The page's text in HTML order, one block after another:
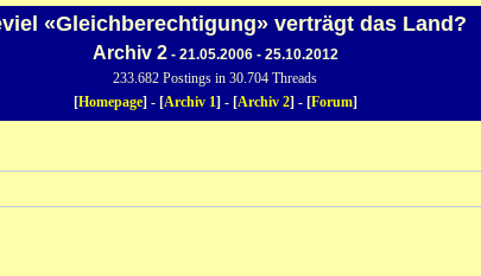
«Gleichberechtigung» verträgt das Land?
Archiv 2- 21.05.2006 - 25.10.2012
233.682 Postings in 30.704 Threads
[Homepage] - [Archiv 1] - [Archiv 2] - [Forum]